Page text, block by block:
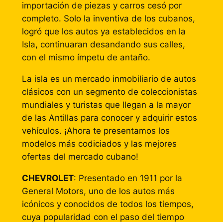
importación de piezas y carros cesó por
completo. Solo la inventiva de los cubanos,
logró que los autos ya establecidos en la
Isla, continuaran desandando sus calles,
con el mismo ímpetu de antaño.
La isla es un mercado inmobiliario de autos
clásicos con un segmento de coleccionistas
mundiales y turistas que llegan a la mayor
de las Antillas para conocer y adquirir estos
vehículos. ¡Ahora te presentamos los
modelos más codiciados y las mejores
ofertas del mercado cubano!
CHEVROLET: Presentado en 1911 por la
General Motors, uno de los autos más
icónicos y conocidos de todos los tiempos,
cuya popularidad con el paso del tiempo